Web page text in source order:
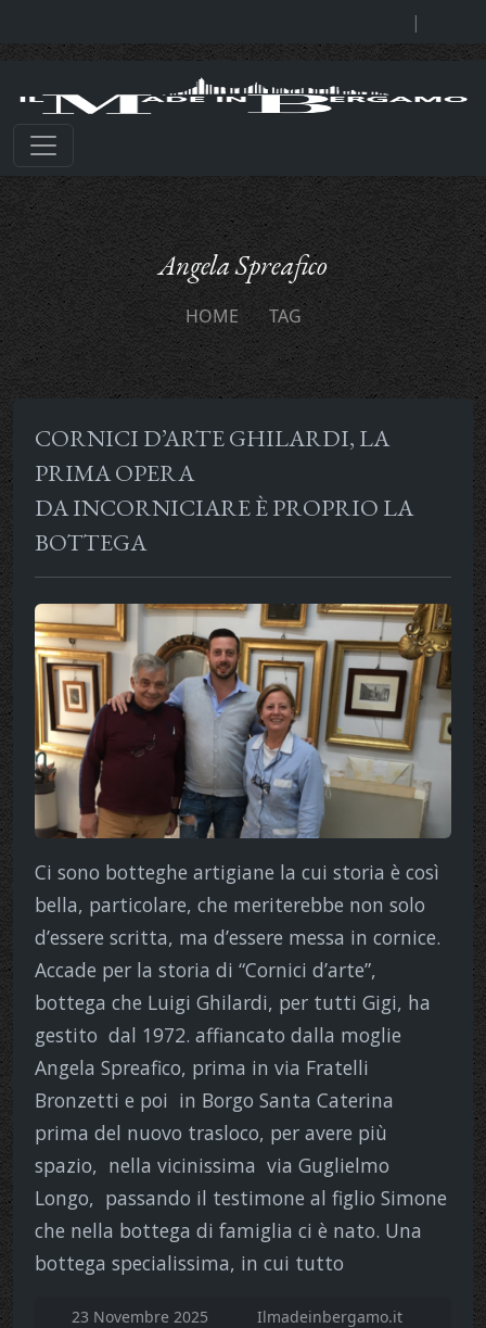
|
Angela Spreafico
HOME TAG
CORNICI D’ARTE GHILARDI, LA
PRIMA OPERA
DA INCORNICIARE È PROPRIO LA
BOTTEGA
Ci sono botteghe artigiane la cui storia è così
bella, particolare, che meriterebbe non solo
d’essere scritta, ma d’essere messa in cornice.
Accade per la storia di “Cornici d’arte”,
bottega che Luigi Ghilardi, per tutti Gigi, ha
gestito dal 1972. affiancato dalla moglie
Angela Spreafico, prima in via Fratelli
Bronzetti e poi in Borgo Santa Caterina
prima del nuovo trasloco, per avere più
spazio, nella vicinissima via Guglielmo
Longo, passando il testimone al figlio Simone
che nella bottega di famiglia ci è nato. Una
bottega specialissima, in cui tutto
23 Novembre 2025
Ilmadeinbergamo.it